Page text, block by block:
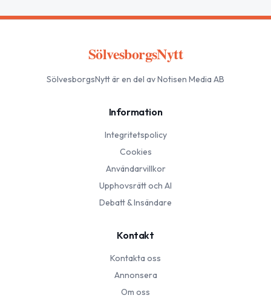
SölvesborgsNytt
SölvesborgsNyttär en del av Notisen Media AB
Information
Integritetspolicy
Cookies
Användarvillkor
Upphovsrätt och AI
Debatt & Insändare
Kontakt
Kontakta oss
Annonsera
Om oss